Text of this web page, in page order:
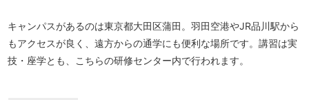
キャンパスがあるのは東京都大田区蒲田。羽田空港やJR品川駅から
もアクセスが良く、遠方からの通学にも便利な場所です。講習は実
技・座学とも、こちらの研修センター内で行われます。